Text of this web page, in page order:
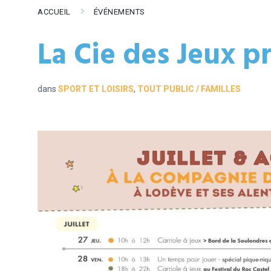
ACCUEIL ÉVÉNEMENTS
La Cie des Jeux
dans SPORT ET LOISIRS, TOUT PUBLIC / FAMILLES